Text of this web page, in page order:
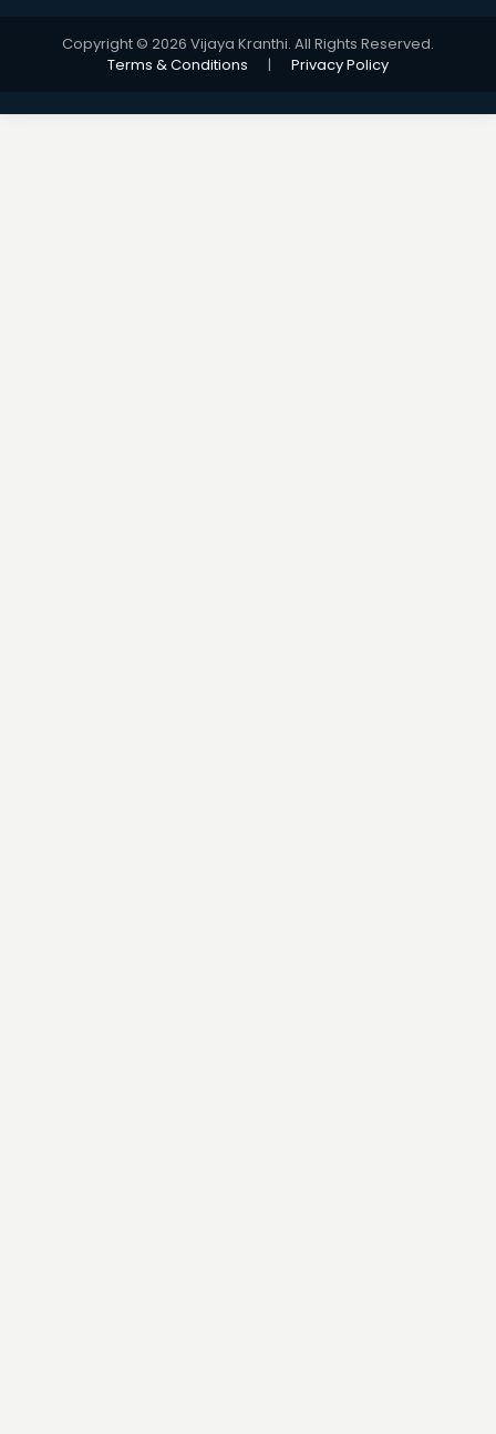
Copyright © 2026 Vijaya Kranthi. All Rights Reserved.
Terms & Conditions
| Privacy Policy